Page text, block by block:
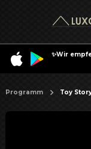
✨Wir
Programm Toy